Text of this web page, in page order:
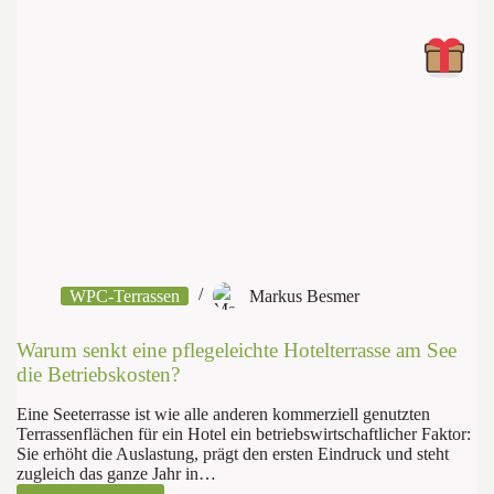
WPC-Terrassen Markus Besmer
Warum senkt eine pflegeleichte Hotelterrasse am See
die Betriebskosten?
Eine Seeterrasse ist wie alle anderen kommerziell genutzten
Terrassenflächen für ein Hotel ein betriebswirtschaftlicher Faktor:
Sie erhöht die Auslastung, prägt den ersten Eindruck und steht
zugleich das ganze Jahr in…